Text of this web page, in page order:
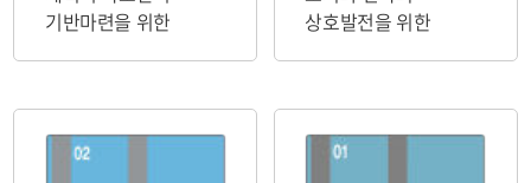
기반마련을 위한
상호발전을 위한